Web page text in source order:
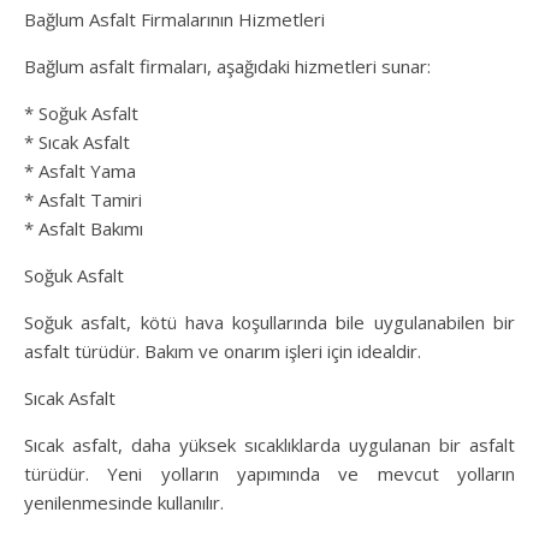
Bağlum Asfalt Firmalarının Hizmetleri
Bağlum asfalt firmaları, aşağıdaki hizmetleri sunar:
* Soğuk Asfalt
* Sıcak Asfalt
* Asfalt Yama
* Asfalt Tamiri
* Asfalt Bakımı
Soğuk Asfalt
Soğuk asfalt, kötü hava koşullarında bile uygulanabilen bir
asfalt türüdür. Bakım ve onarım işleri için idealdir.
Sıcak Asfalt
Sıcak asfalt, daha yüksek sıcaklıklarda uygulanan bir asfalt
türüdür. Yeni yolların yapımında ve mevcut yolların
yenilenmesinde kullanılır.